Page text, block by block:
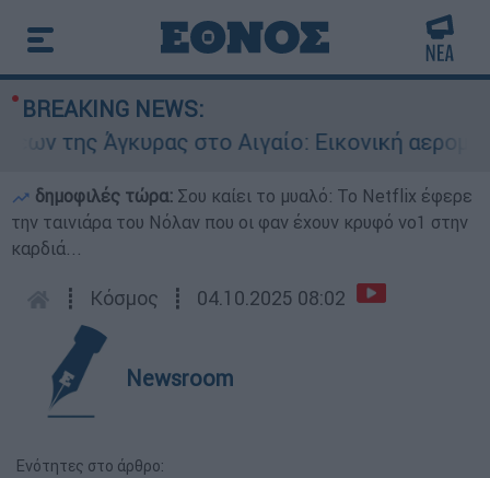
BREAKING NEWS:
στο Αιγαίο: Εικονική αερομαχία
δημοφιλές τώρα: Σου καίει το μυαλό: Το Netflix έφερε
την ταινιάρα του Νόλαν που οι φαν έχουν κρυφό νο1 στην
καρδιά...
┋ Κόσμος ┋ 04.10.2025 08:02
Newsroom
Ενότητες στο άρθρο: